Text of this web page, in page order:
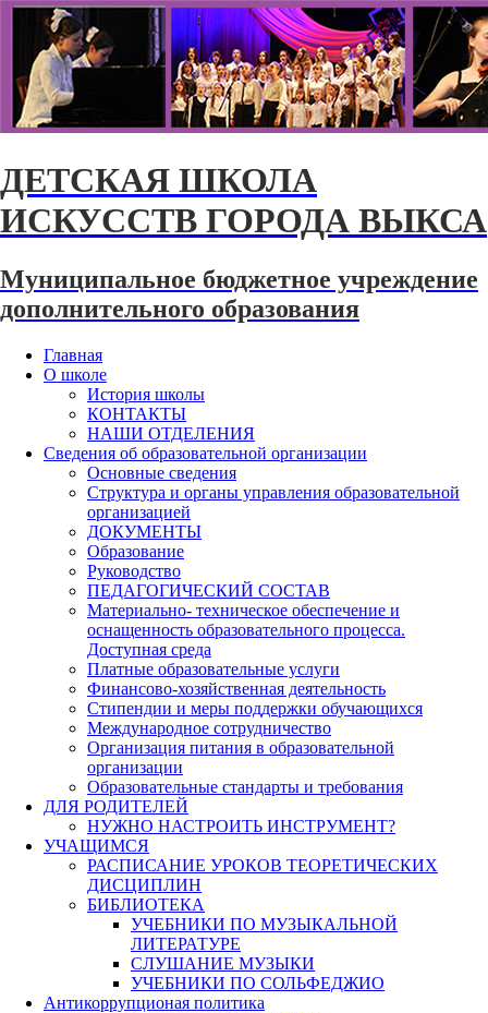
ДЕТСКАЯ ШКОЛА
ИСКУССТВ ГОРОДА ВЫКСА
Муниципальное бюджетное учреждение
дополнительного образования
Главная
О школе
История школы
КОНТАКТЫ
НАШИ ОТДЕЛЕНИЯ
Сведения об образовательной организации
Основные сведения
Структура и органы управления образовательной
организацией
ДОКУМЕНТЫ
Образование
Руководство
ПЕДАГОГИЧЕСКИЙ СОСТАВ
Материально- техническое обеспечение и
оснащенность образовательного процесса.
Доступная среда
Платные образовательные услуги
Финансово-хозяйственная деятельность
Стипендии и меры поддержки обучающихся
Международное сотрудничество
Организация питания в образовательной
организации
Образовательные стандарты и требования
ДЛЯ РОДИТЕЛЕЙ
НУЖНО НАСТРОИТЬ ИНСТРУМЕНТ?
УЧАЩИМСЯ
РАСПИСАНИЕ УРОКОВ ТЕОРЕТИЧЕСКИХ
ДИСЦИПЛИН
БИБЛИОТЕКА
УЧЕБНИКИ ПО МУЗЫКАЛЬНОЙ
ЛИТЕРАТУРЕ
СЛУШАНИЕ МУЗЫКИ
УЧЕБНИКИ ПО СОЛЬФЕДЖИО
Антикоррупционая политика